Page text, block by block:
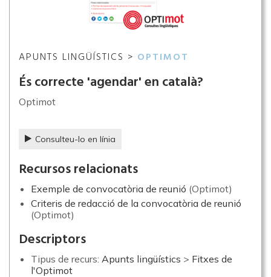
APUNTS LINGÜÍSTICS > OPTIMOT
És correcte 'agendar' en català?
Optimot
Consulteu-lo en línia
Recursos relacionats
Exemple de convocatòria de reunió (Optimot)
Criteris de redacció de la convocatòria de reunió
(Optimot)
Descriptors
Tipus de recurs: Apunts lingüístics > Fitxes de
l'Optimot